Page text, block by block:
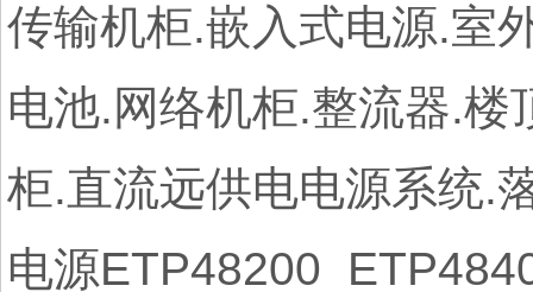
传输机柜.嵌入式电源.室
电池.网络机柜.整流器.
柜.直流远供电电源系统.
电源ETP48200